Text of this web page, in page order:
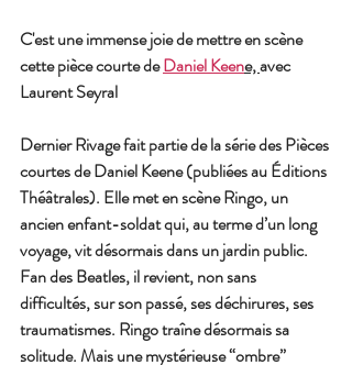
C'est une immense joie de mettre en scène
cette pièce courte de Daniel Keene, avec
Laurent Seyral
Dernier Rivage fait partie de la série des Pièces
courtes de Daniel Keene (publiées au Éditions
Théâtrales). Elle met en scène Ringo, un
ancien enfant-soldat qui, au terme d’un long
voyage, vit désormais dans un jardin public.
Fan des Beatles, il revient, non sans
difficultés, sur son passé, ses déchirures, ses
traumatismes. Ringo traîne désormais sa
solitude. Mais une mystérieuse “ombre”